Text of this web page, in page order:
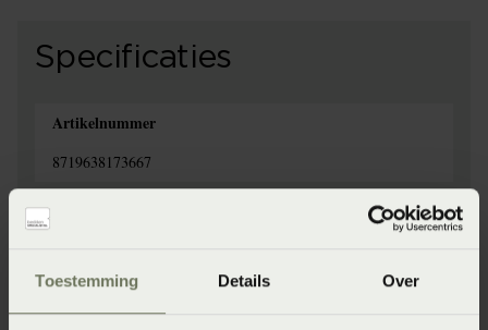
Toestemming Details Over
Specificaties
Artikelnummer
8719638173667
Wasinstructie
Wasbaar op maximaal 60 graden